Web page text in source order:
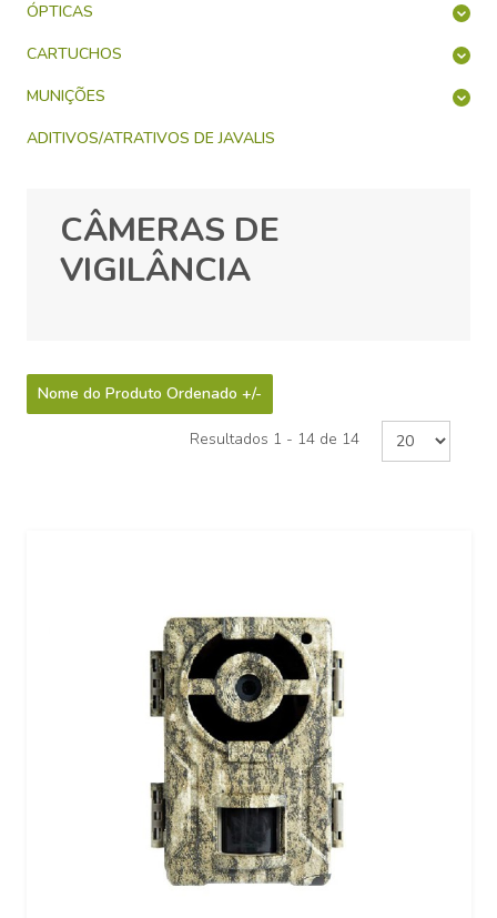
ÓPTICAS
CARTUCHOS
MUNIÇÕES
ADITIVOS/ATRATIVOS DE JAVALIS
CÂMERAS DE
VIGILÂNCIA
Nome do Produto Ordenado +/-
Resultados 1 - 14 de 14